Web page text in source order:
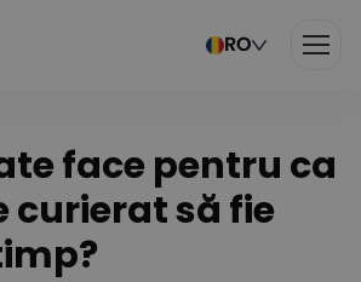
RO
face pentru ca
curierat să fie